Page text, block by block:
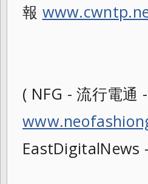
報
( NFG - 流行電通
EastDigitalNews